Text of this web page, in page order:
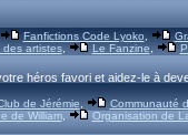
Fanfictions Code Lyoko,
des artistes, Le Fanzine
héros favori et aidez-le à
de Jérémie
Communauté
de William,
Organisation de